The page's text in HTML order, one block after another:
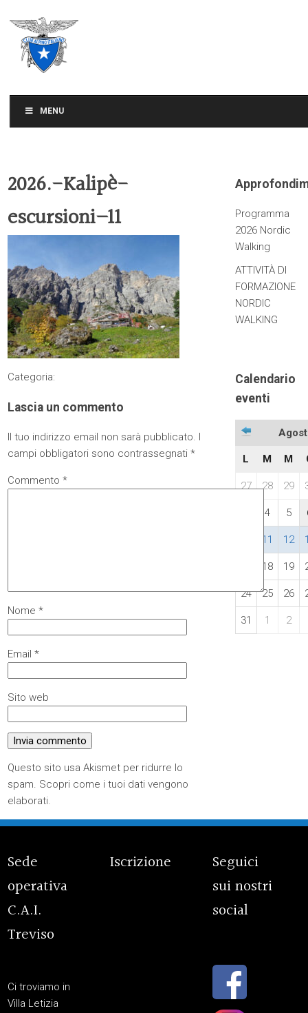
MENU
2026.-Kalipè-
escursioni–11
Categoria:
Lascia un commento
Il tuo indirizzo email non sarà pubblicato. I
campi obbligatori sono contrassegnati*
Commento*
Nome*
Email*
Sito web
Questo sito usa Akismet per ridurre lo
spam. Scopri come i tuoi dati vengono
elaborati.
Programma
2026 Nordic
Walking
ATTIVITÀ DI
FORMAZIONE
NORDIC
WALKING
Calendario
eventi
L M M
27 28 29
4 5
11 12
18 19
24 25 26
31 1 2
Sede
operativa
C.A.I.
Treviso
Ci troviamo in
Villa Letizia
Iscrizione
Seguici
sui nostri
social